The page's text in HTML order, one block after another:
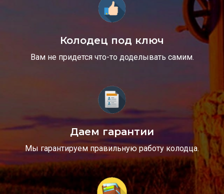
Колодец под ключ
Вам не придется что-то доделывать самим.
Даем гарантии
Мы гарантируем правильную работу колодца.